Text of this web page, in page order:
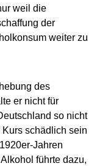
weil die
der
weiter zu
des
er nicht für
so nicht
schädlich sein
Jahren
führte dazu,